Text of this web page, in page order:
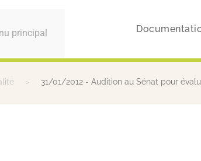
principal
31/01/2012 - Audition au Sénat pour